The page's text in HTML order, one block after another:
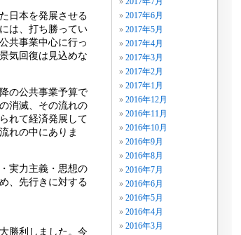
2017年6月
2017年5月
2017年4月
2017年3月
2017年2月
2017年1月
2016年12月
2016年11月
2016年10月
2016年9月
2016年8月
2016年7月
2016年6月
2016年5月
2016年4月
2016年3月
日本を発展させる
は、打ち勝ってい
共事業中心に行っ
気回復は見込めな
の公共事業予算で
消滅、その流れの
れて経済発展して
れの中にありま
実力主義・思想の
、先行きに対する
勝利しました。今